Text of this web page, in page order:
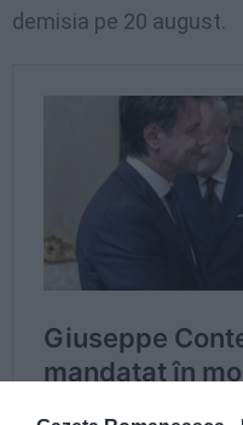
demisia pe 20 august.